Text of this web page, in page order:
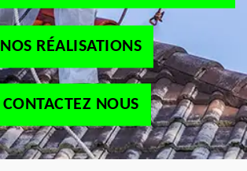
NOS RÉALISATIONS
CONTACTEZ NOUS